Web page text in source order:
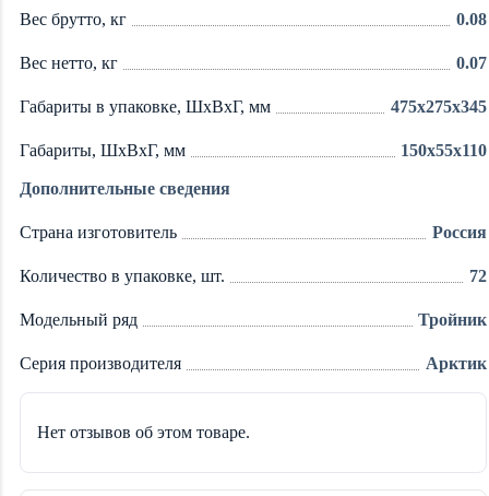
Вес брутто, кг 0.08
Вес нетто, кг 0.07
Габариты в упаковке, ШxВxГ, мм 475x275x345
Габариты, ШxВxГ, мм 150x55x110
Дополнительные сведения
Страна изготовитель Россия
Количество в упаковке, шт. 72
Модельный ряд Тройник
Серия производителя Арктик
Нет отзывов об этом товаре.